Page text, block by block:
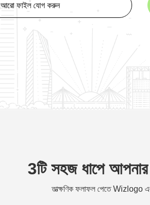
আরো ফাইল যোগ করুন
3টি সহজ ধাপে
তাত্ক্ষণিক ফলাফল পেতে Wizlogo